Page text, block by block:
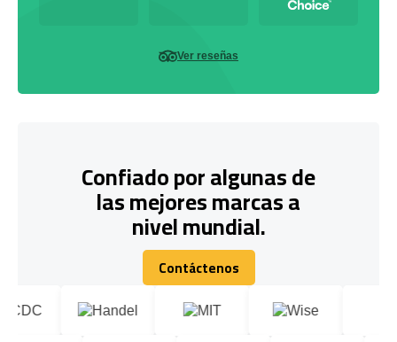
Ver reseñas
Confiado por algunas de
las mejores marcas a
nivel mundial.
Contáctenos
Contáctenos